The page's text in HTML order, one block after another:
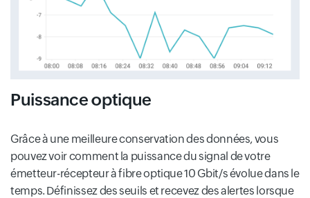
Puissance optique
Grâce à une meilleure conservation des données, vous
pouvez voir comment la puissance du signal de votre
émetteur-récepteur à fibre optique 10 Gbit/s évolue dans le
temps. Définissez des seuils et recevez des alertes lorsque